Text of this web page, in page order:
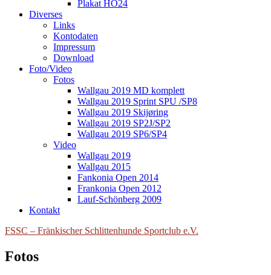
Plakat HO24
Diverses
Links
Kontodaten
Impressum
Download
Foto/Video
Fotos
Wallgau 2019 MD komplett
Wallgau 2019 Sprint SPU /SP8
Wallgau 2019 Skijøring
Wallgau 2019 SP2J/SP2
Wallgau 2019 SP6/SP4
Video
Wallgau 2019
Wallgau 2015
Fankonia Open 2014
Frankonia Open 2012
Lauf-Schönberg 2009
Kontakt
FSSC – Fränkischer Schlittenhunde Sportclub e.V.
Fotos